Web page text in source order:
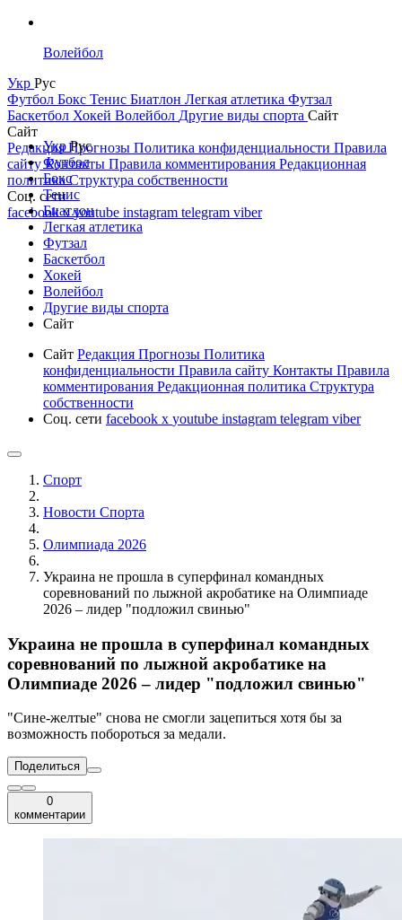
Волейбол
Укр Рус
Футбол Бокс Тенис Биатлон Легкая атлетика Футзал
Баскетбол Хокей Волейбол Другие виды спорта Сайт
Сайт
РедакцияПрогнозы Политика конфиденциальности Правила
сайтуКонтакты Правила комментирования Редакционная
политикаСтруктура собственности
Соц. сети
facebookxyoutube instagram telegram viber
УкрРус
Футбол
Бокс
Тенис
Биатлон
Легкая атлетика
Футзал
Баскетбол
Хокей
Волейбол
Другие виды спорта
Сайт
Сайт Редакция Прогнозы Политика
конфиденциальности Правила сайту Контакты Правила
комментирования Редакционная политика Структура
собственности
Соц. сети facebook x youtube instagram telegram viber
Спорт
Новости Cпорта
Олимпиада 2026
Украина не прошла в суперфинал командных
соревнований по лыжной акробатике на Олимпиаде
2026 – лидер "подложил свинью"
Украина не прошла в суперфинал командных
соревнований по лыжной акробатике на
Олимпиаде 2026 – лидер "подложил свинью"
"Сине-желтые" снова не смогли зацепиться хотя бы за
возможность побороться за медали.
Поделиться
0
комментарии